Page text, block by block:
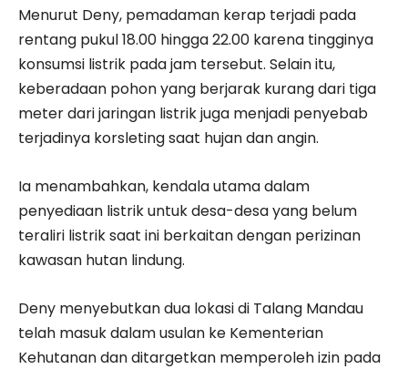
Menurut Deny, pemadaman kerap terjadi pada
rentang pukul 18.00 hingga 22.00 karena tingginya
konsumsi listrik pada jam tersebut. Selain itu,
keberadaan pohon yang berjarak kurang dari tiga
meter dari jaringan listrik juga menjadi penyebab
terjadinya korsleting saat hujan dan angin.
Ia menambahkan, kendala utama dalam
penyediaan listrik untuk desa-desa yang belum
teraliri listrik saat ini berkaitan dengan perizinan
kawasan hutan lindung.
Deny menyebutkan dua lokasi di Talang Mandau
telah masuk dalam usulan ke Kementerian
Kehutanan dan ditargetkan memperoleh izin pada